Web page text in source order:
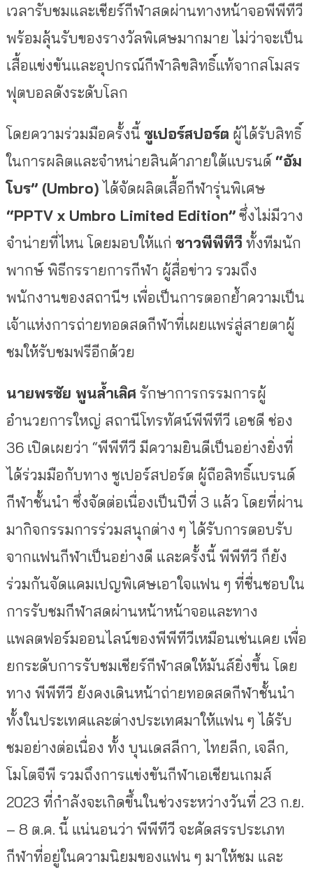
เวลารับชมและเชียร์กีฬาสดผ่านทางหน้าจอพีพีทีวี
พร้อมลุ้นรับของรางวัลพิเศษมากมาย ไม่ว่าจะเป็น
เสื้อแข่งขันและอุปกรณ์กีฬาลิขสิทธิ์แท้จากสโมสร
ฟุตบอลดังระดับโลก
โดยความร่วมมือครั้งนี้ ซูเปอร์สปอร์ต ผู้ได้รับสิทธิ์
ในการผลิตและจำหน่ายสินค้าภายใต้แบรนด์ “อัม
โบร” (Umbro) ได้จัดผลิตเสื้อกีฬารุ่นพิเศษ
“PPTV x Umbro Limited Edition”ซึ่งไม่มีวาง
จำน่ายที่ไหน โดยมอบให้แก่ ชาวพีพีทีวี ทั้งทีมนัก
พากษ์ พิธีกรรายการกีฬา ผู้สื่อข่าว รวมถึง
พนักงานของสถานีฯ เพื่อเป็นการตอกย้ำความเป็น
เจ้าแห่งการถ่ายทอดสดกีฬาที่เผยแพร่สู่สายตาผู้
ชมให้รับชมฟรีอีกด้วย
นายพรชัย พูนล้ำเลิศ รักษาการกรรมการผู้
อำนวยการใหญ่ สถานีโทรทัศน์พีพีทีวี เอชดี ช่อง
36 เปิดเผยว่า “พีพีทีวี มีความยินดีเป็นอย่างยิ่งที่
ได้ร่วมมือกับทาง ซูเปอร์สปอร์ต ผู้ถือสิทธิ์แบรนด์
กีฬาชั้นนำ ซึ่งจัดต่อเนื่องเป็นปีที่ 3 แล้ว โดยที่ผ่าน
มากิจกรรมการร่วมสนุกต่าง ๆ ได้รับการตอบรับ
จากแฟนกีฬาเป็นอย่างดี และครั้งนี้ พีพีทีวี ก็ยัง
ร่วมกันจัดแคมเปญพิเศษเอาใจแฟน ๆ ที่ชื่นชอบใน
การรับชมกีฬาสดผ่านหน้าหน้าจอและทาง
แพลตฟอร์มออนไลน์ของพีพีทีวีเหมือนเช่นเคย เพื่อ
ยกระดับการรับชมเชียร์กีฬาสดให้มันส์ยิ่งขึ้น โดย
ทาง พีพีทีวี ยังคงเดินหน้าถ่ายทอดสดกีฬาชั้นนำ
ทั้งในประเทศและต่างประเทศมาให้แฟน ๆ ได้รับ
ชมอย่างต่อเนื่อง ทั้ง บุนเดสลีกา, ไทยลีก, เจลีก,
โมโตจีพี รวมถึงการแข่งขันกีฬาเอเชียนเกมส์
2023 ที่กำลังจะเกิดขึ้นในช่วงระหว่างวันที่ 23 ก.ย.
– 8 ต.ค. นี้ แน่นอนว่า พีพีทีวี จะคัดสรรประเภท
กีฬาที่อยู่ในความนิยมของแฟน ๆ มาให้ชม และ